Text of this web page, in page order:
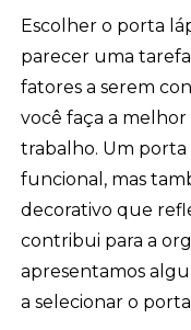
Escolher o porta
parecer uma tarefa
fatores a serem
você faça a melhor
trabalho. Um porta
funcional, mas
decorativo que
contribui para a
apresentamos
a selecionar o